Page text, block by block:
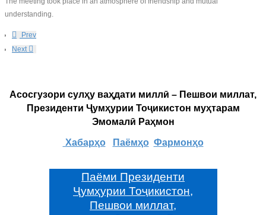
understanding.
Prev
Next
Асосгузори сулҳу ваҳдати миллӣ – Пешвои миллат,
Президенти Ҷумҳурии Тоҷикистон муҳтарам
Эмомалӣ Раҳмон
Хабарҳо Паёмҳо Фармонҳо
Паёми Президенти
Ҷумҳурии Тоҷикистон,
Пешвои миллат,